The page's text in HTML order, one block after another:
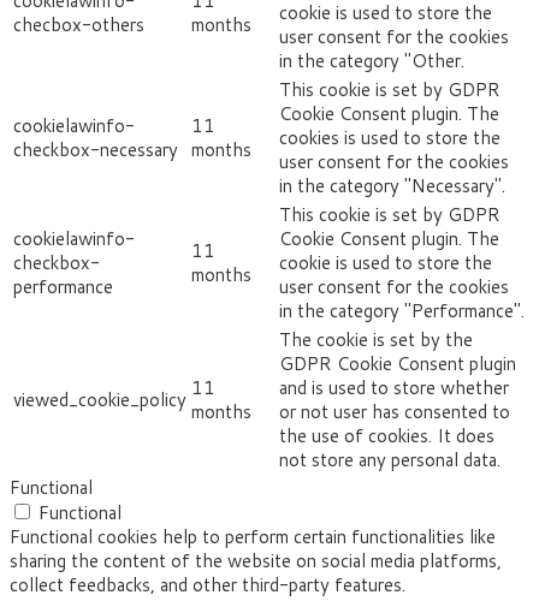
checbox-others
months
cookie is used to store the
user consent for the cookies
in the category "Other.
cookielawinfo-
checkbox-necessary
11
months
This cookie is set by GDPR
Cookie Consent plugin. The
cookies is used to store the
user consent for the cookies
in the category "Necessary".
cookielawinfo-
checkbox-
performance
11
months
This cookie is set by GDPR
Cookie Consent plugin. The
cookie is used to store the
user consent for the cookies
in the category "Performance".
viewed_cookie_policy 11
months
The cookie is set by the
GDPR Cookie Consent plugin
and is used to store whether
or not user has consented to
the use of cookies. It does
not store any personal data.
Functional
Functional
Functional cookies help to perform certain functionalities like
sharing the content of the website on social media platforms,
collect feedbacks, and other third-party features.